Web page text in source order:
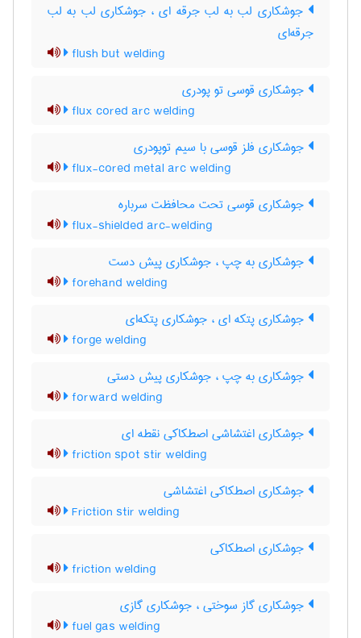
جوشکاری لب به لب جرقه ای ، جوشکاری لب به لب
جرقه‌ای
flush but welding
جوشکاری قوسی تو پودری
flux cored arc welding
جوشکاری فلز قوسی با سیم توپودری
flux-cored metal arc welding
جوشکاری قوسی تحت محافظت سرباره
flux-shielded arc-welding
جوشکاری به چپ ، جوشکاری پیش دست
forehand welding
جوشکاری پتکه ای ، جوشکاری پتکه‌ای
forge welding
جوشکاری به چپ ، جوشکاری پیش دستی
forward welding
جوشکاری اغتشاشی اصطکاکی نقطه ای
friction spot stir welding
جوشکاری اصطکاکی اغتشاشی
Friction stir welding
جوشکاری اصطکاکی
friction welding
جوشکاری گاز سوختی ، جوشکاری گازی
fuel gas welding